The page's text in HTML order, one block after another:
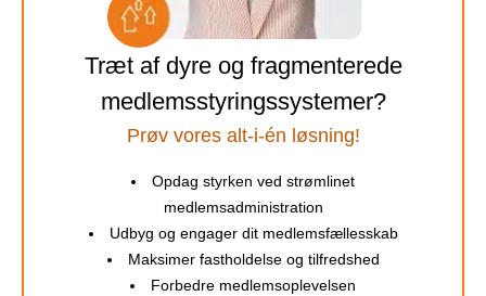
Træt af dyre og fragmenterede
medlemsstyringssystemer?
Prøv vores alt-i-én løsning!
Opdag styrken ved strømlinet
medlemsadministration
Udbyg og engager dit medlemsfællesskab
Maksimer fastholdelse og tilfredshed
Forbedre medlemsoplevelsen